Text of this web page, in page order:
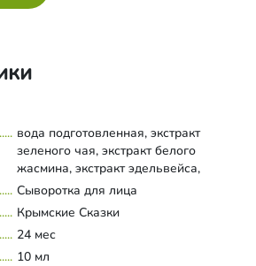
вода подготовленная, экстракт
зеленого чая, экстракт белого
жасмина, экстракт эдельвейса,
комплекс Тера-Виталь, никотинамид,
ресвератрол, гиалуроновая кислота,
йеруловая кислота, Д-пантенол,
аденозин.
Развернуть состав
Сыворотка для лица
Крымские Сказки
24 мес
10 мл